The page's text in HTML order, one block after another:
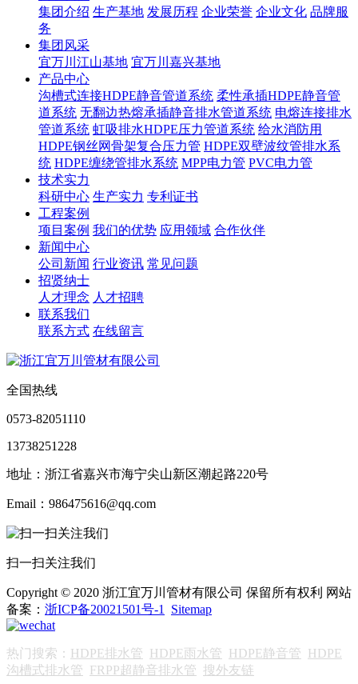
集团介绍 生产基地 发展历程 企业荣誉 企业文化 品牌服
务
集团风采
宜万川江山基地 宜万川嘉兴基地
产品中心
沟槽式连接HDPE静音管道系统 柔性承插HDPE静音管
道系统 无翻边热熔承插静音排水管道系统 电熔连接排水
管道系统 虹吸排水HDPE压力管道系统 给水消防用
HDPE钢丝网骨架复合压力管 HDPE双壁波纹管排水系
统 HDPE缠绕管排水系统 MPP电力管 PVC电力管
技术实力
科研中心 生产实力 专利证书
工程案例
项目案例 我们的优势 应用领域 合作伙伴
新闻中心
公司新闻 行业资讯 常见问题
招贤纳士
人才理念 人才招聘
联系我们
联系方式 在线留言
全国热线
0573-82051110
13738251228
地址：浙江省嘉兴市海宁尖山新区潮起路220号
Email：986475616@qq.com
扫一扫关注我们
Copyright © 2020 浙江宜万川管材有限公司 保留所有权利 网站
备案： 浙ICP备20021501号-1 Sitemap
热门搜索： HDPE排水管 HDPE雨水管 HDPE静音管 HDPE
沟槽式排水管 FRPP超静音排水管 搜外友链